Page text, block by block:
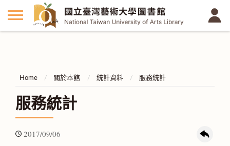
Home 關於本館 統計資料 服務統計
服務統計
2017/09/06